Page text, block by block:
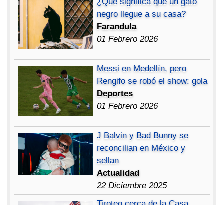
¿Qué significa que un gato
negro llegue a su casa?
Farandula
01 Febrero 2026
Messi en Medellín, pero
Rengifo se robó el show: gola
Deportes
01 Febrero 2026
J Balvin y Bad Bunny se
reconcilian en México y
sellan
Actualidad
22 Diciembre 2025